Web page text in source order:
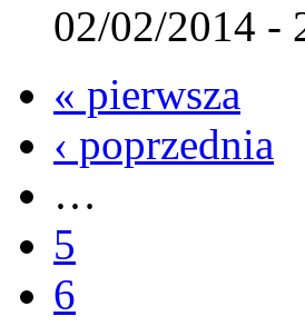
02/02/2014 -
« pierwsza
‹ poprzednia
…
5
6